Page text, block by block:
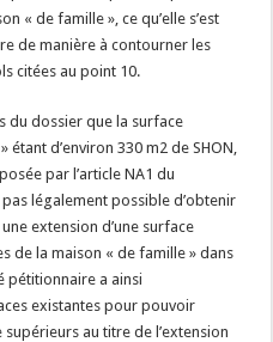
« de famille », ce qu’elle s’est
de manière à contourner les
citées au point 10.
du dossier que la surface
d’environ 330 m2 de SHON,
par l’article NA1 du
légalement possible d’obtenir
extension d’une surface
de la maison « de famille » dans
pétitionnaire a ainsi
existantes pour pouvoir
au titre de l’extension